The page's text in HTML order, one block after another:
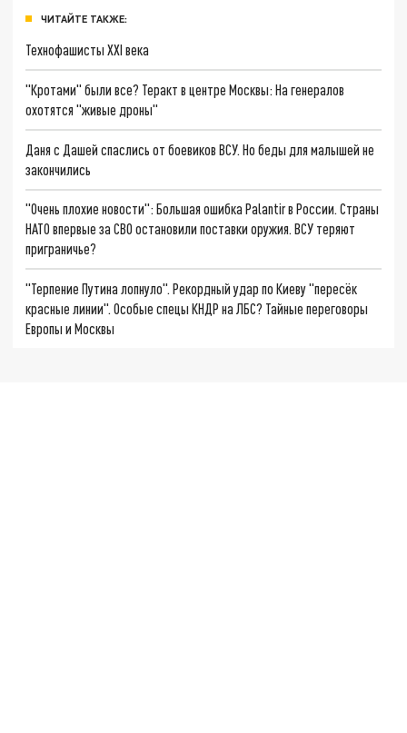
ЧИТАЙТЕ ТАКЖЕ:
Технофашисты XXI века
"Кротами" были все? Теракт в центре Москвы: На генералов
охотятся "живые дроны"
Даня с Дашей спаслись от боевиков ВСУ. Но беды для малышей не
закончились
"Очень плохие новости": Большая ошибка Palantir в России. Страны
НАТО впервые за СВО остановили поставки оружия. ВСУ теряют
приграничье?
"Терпение Путина лопнуло". Рекордный удар по Киеву "пересёк
красные линии". Особые спецы КНДР на ЛБС? Тайные переговоры
Европы и Москвы